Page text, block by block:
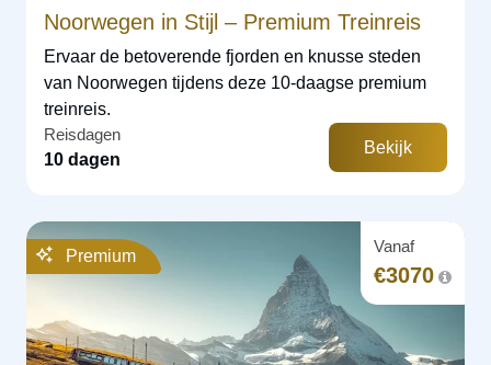
Noorwegen in Stijl – Premium Treinreis
Ervaar de betoverende fjorden en knusse steden
van Noorwegen tijdens deze 10-daagse premium
treinreis.
Reisdagen
10 dagen
Bekijk
Vanaf
€3070
Premium